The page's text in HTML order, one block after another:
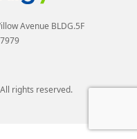
Avenue BLDG.5F
rights reserved.